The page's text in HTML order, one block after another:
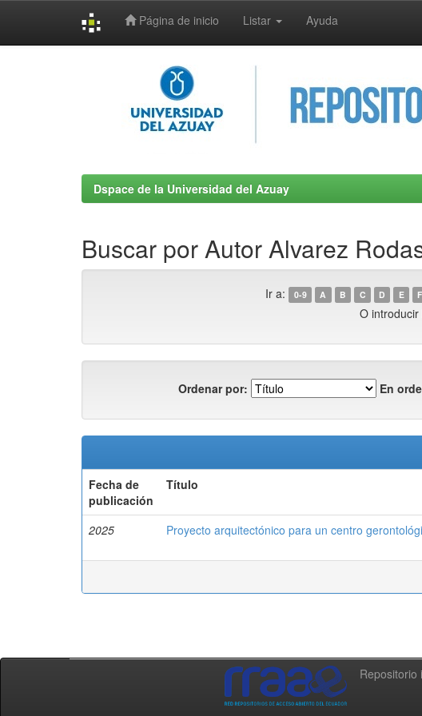
Página de inicio Listar Ayuda
Dspace de la Universidad del Azuay
Buscar por Autor Alvarez
Ir a: 0-9 A B C D E F
O
Ordenar por: En
Fecha de
publicación
Título
2025 Proyecto arquitectónico para un centro
Repositorio